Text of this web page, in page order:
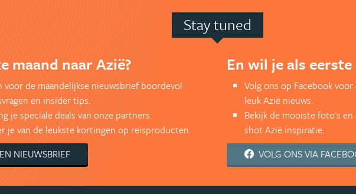
Stay tuned
maand naar Azië?
voor de maandelijkse nieuwsbrief boordevol
en insider tips.
je speciale deals van onze partners.
je van de leukste kortingen op reisproducten.
NIEUWSBRIEF
En wil je als
Volg ons op Facebook
leuk Azië nieuws.
Bekijk de mooiste foto's
shot Azië inspiratie.
VOLG ONS VIA